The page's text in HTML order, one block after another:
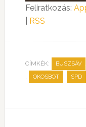
Feliratkozás:
RSS
CÍMKÉK: BUSZSÁV
, OKOSBOT , SPD